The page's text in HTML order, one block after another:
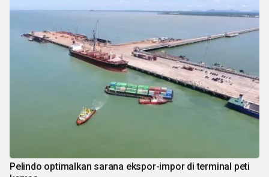
Pelindo optimalkan sarana ekspor-impor di terminal peti